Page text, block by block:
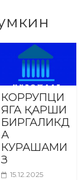
КОРРУПЦИ
ЯГА ҚАРШИ
БИРГАЛИКД
А
КУРАШАМИ
З
15.12.2025